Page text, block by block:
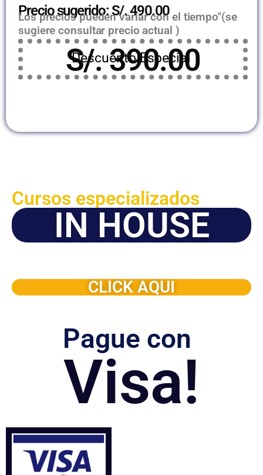
Precio sugerido: S/. 490.00
Los precios pueden variar con el tiempo"(se
sugiere consultar precio actual )
Descuento Especial
S/. 390.00
Cursos especializados
IN HOUSE
CLICK AQUI
Pague con
Visa!